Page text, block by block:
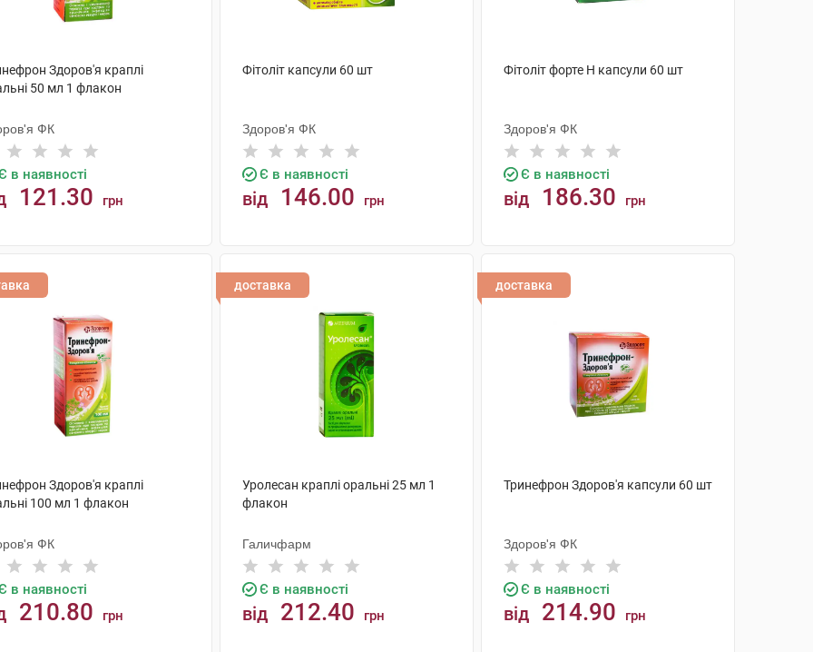
Здоров'я краплі
50 мл 1 флакон
ФК
в наявності
121.30 грн
Фітоліт капсули 60 шт
Здоров'я ФК
Є в наявності
від 146.00 грн
Фітоліт форте H капсули 60 шт
Здоров'я ФК
Є в наявності
від 186.30 грн
Здоров'я краплі
100 мл 1 флакон
ФК
в наявності
210.80 грн
доставка
Уролесан краплі оральні 25 мл 1
флакон
Галичфарм
Є в наявності
від 212.40 грн
доставка
Тринефрон Здоров'я капсули 60 шт
Здоров'я ФК
Є в наявності
від 214.90 грн